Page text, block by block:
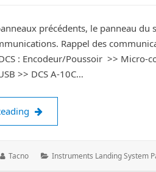
précédents, le panneau
Rappel des
: Encodeur/Poussoir >> Micro-
>> DCS A-10C…
DCS A-10C : Instruments
Author:
Tacno Categories:
Instruments Landing System